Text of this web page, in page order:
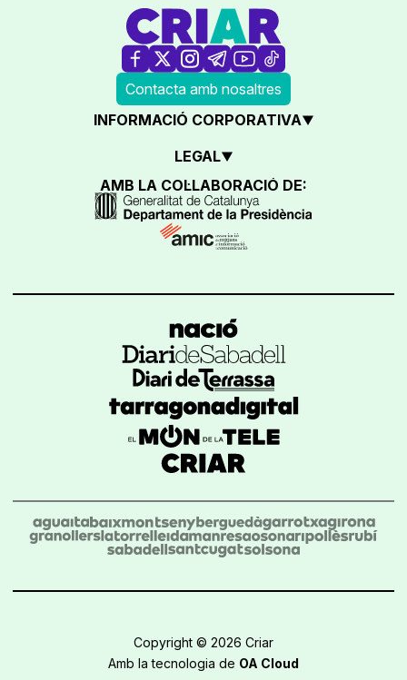
Contacta amb nosaltres
INFORMACIÓ CORPORATIVA
LEGAL
AMB LA COL·LABORACIÓ DE:
Copyright © 2026 Criar
Amb la tecnologia de OA Cloud